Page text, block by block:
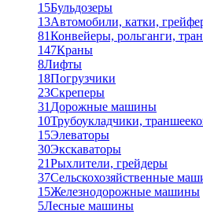
15Бульдозеры
13Автомобили, катки,
81Конвейеры, рольганги,
147Краны
8Лифты
18Погрузчики
23Скреперы
31 Дорожные машины
10Трубоукладчики,
15Элеваторы
30Экскаваторы
21Рыхлители, грейдеры
37Сельскохозяйственные
15Железнодорожные машины
5Лесные машины